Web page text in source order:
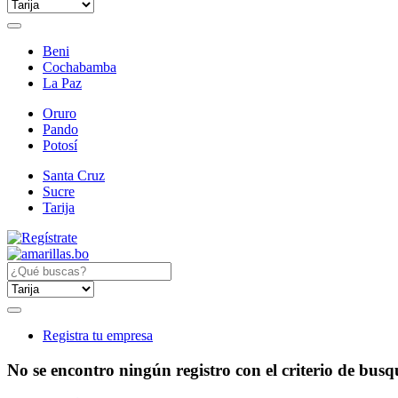
Beni
Cochabamba
La Paz
Oruro
Pando
Potosí
Santa Cruz
Sucre
Tarija
Registra tu empresa
No se encontro ningún registro con el criterio de